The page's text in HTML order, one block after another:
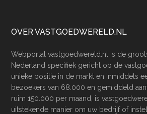
Footer
OVER VASTGOEDWERELD.NL
Webportal vastgoedwereld.nl is de
Nederland specifiek gericht op de
unieke positie in de markt en inmiddels
bezoekers van 68.000 en gemiddeld
ruim 150.000 per maand, is
uitstekende manier om uw bedrijf of